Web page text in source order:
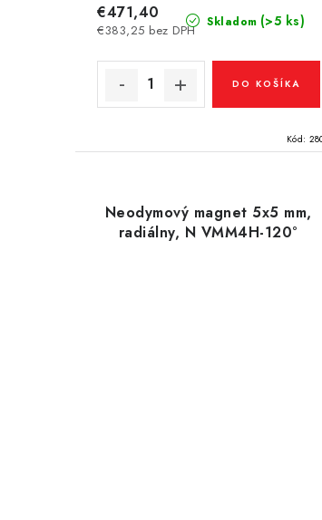
Skladom (>5 ks)
€383,25 bez DPH
€471,40
DO KOŠÍKA
Kód:
Neodymový magnet 5x5 mm,
radiálny, N VMM4H-120°